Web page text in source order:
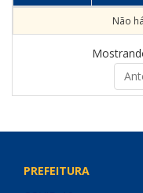
Não
PREFEITURA